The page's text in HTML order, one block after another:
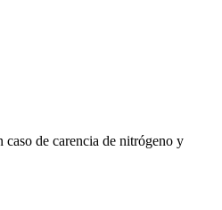
de carencia de nitrógeno y